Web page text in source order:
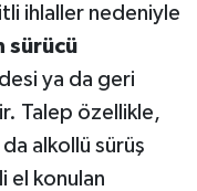
ihlaller nedeniyle
sürücü
ya da geri
Talep özellikle,
alkollü sürüş
el konulan